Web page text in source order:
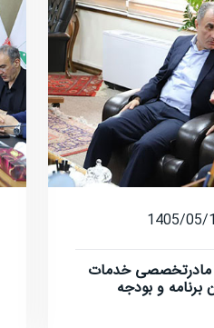
1405/05/
خدمات
و بودجه